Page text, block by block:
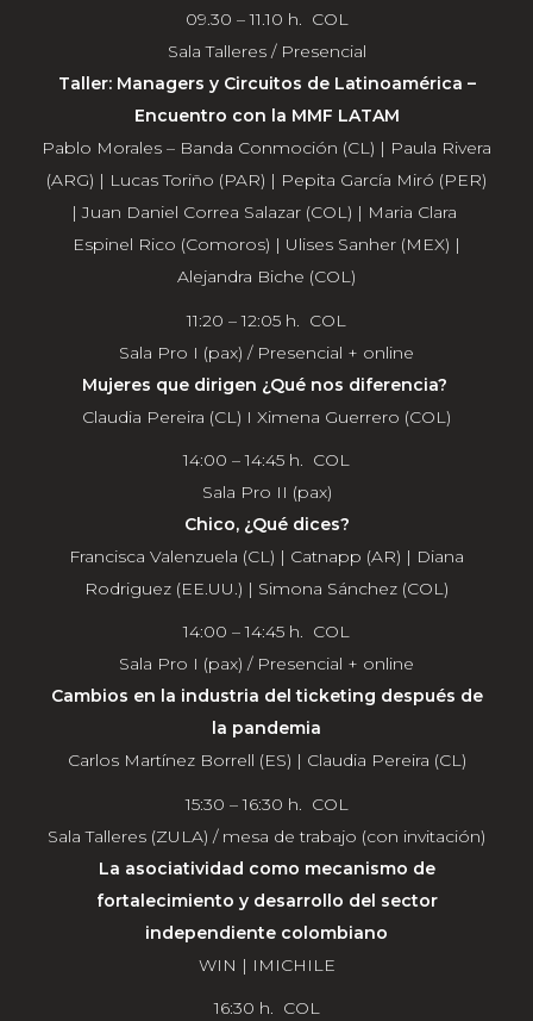
09.30 – 11.10 h. COL
Sala Talleres / Presencial
Taller: Managers y Circuitos de Latinoamérica –
Encuentro con la MMF LATAM
Pablo Morales – Banda Conmoción (CL) | Paula Rivera
(ARG) | Lucas Toriño (PAR) | Pepita García Miró (PER)
| Juan Daniel Correa Salazar (COL) | Maria Clara
Espinel Rico (Comoros) | Ulises Sanher (MEX) |
Alejandra Biche (COL)
11:20 – 12:05 h. COL
Sala Pro I (pax) / Presencial + online
Mujeres que dirigen ¿Qué nos diferencia?
Claudia Pereira (CL) I Ximena Guerrero (COL)
14:00 – 14:45 h. COL
Sala Pro II (pax)
Chico, ¿Qué dices?
Francisca Valenzuela (CL) | Catnapp (AR) | Diana
Rodriguez (EE.UU.) | Simona Sánchez (COL)
14:00 – 14:45 h. COL
Sala Pro I (pax) / Presencial + online
Cambios en la industria del ticketing después de
la pandemia
Carlos Martínez Borrell (ES) | Claudia Pereira (CL)
15:30 – 16:30 h. COL
Sala Talleres (ZULA) / mesa de trabajo (con invitación)
La asociatividad como mecanismo de
fortalecimiento y desarrollo del sector
independiente colombiano
WIN | IMICHILE
16:30 h. COL